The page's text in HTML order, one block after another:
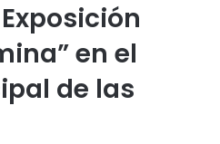
en el
de las